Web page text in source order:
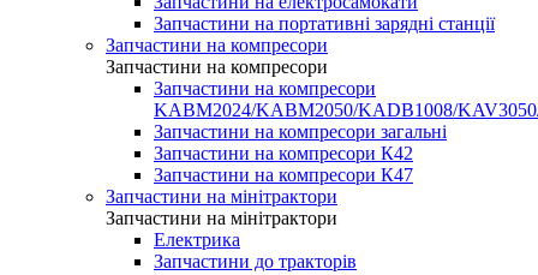
Запчастини на портативні зарядні станції
Запчастини на компресори
Запчастини на компресори
Запчастини на компресори
KABM2024/KABM2050/KADB1008/
Запчастини на компресори загальні
Запчастини на компресори К42
Запчастини на компресори К47
Запчастини на мінітрактори
Запчастини на мінітрактори
Електрика
Запчастини до тракторів